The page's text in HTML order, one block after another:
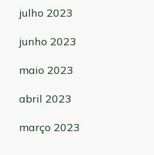
julho 2023
junho 2023
maio 2023
abril 2023
março 2023